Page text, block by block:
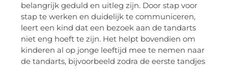
belangrijk geduld en uitleg zijn. Door stap voor
stap te werken en duidelijk te communiceren,
leert een kind dat een bezoek aan de tandarts
niet eng hoeft te zijn. Het helpt bovendien om
kinderen al op jonge leeftijd mee te nemen naar
de tandarts, bijvoorbeeld zodra de eerste tandjes